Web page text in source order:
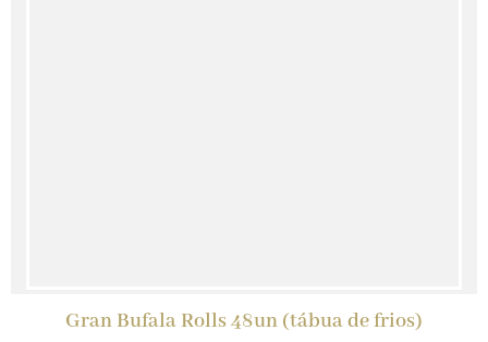
Gran Bufala Rolls 48un (tábua de frios)